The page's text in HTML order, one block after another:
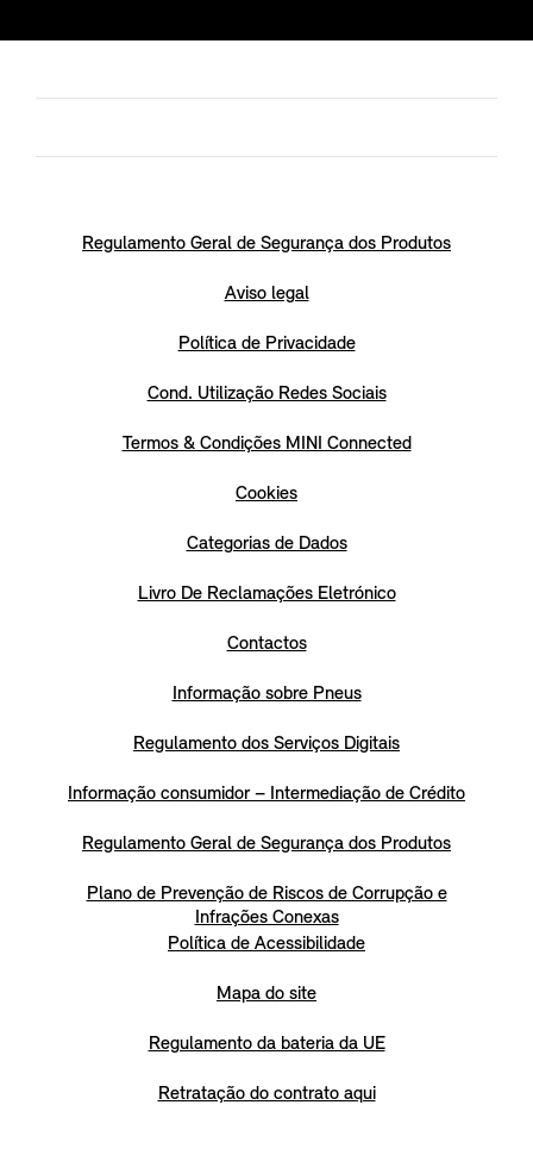
Regulamento Geral de Segurança dos Produtos
Aviso legal
Política de Privacidade
Cond. Utilização Redes Sociais
Termos & Condições MINI Connected
Cookies
Categorias de Dados
Livro De Reclamações Eletrónico
Contactos
Informação sobre Pneus
Regulamento dos Serviços Digitais
Informação consumidor – Intermediação de Crédito
Regulamento Geral de Segurança dos Produtos
Plano de Prevenção de Riscos de Corrupção e
Infrações Conexas
Política de Acessibilidade
Mapa do site
Regulamento da bateria da UE
Retratação do contrato aqui